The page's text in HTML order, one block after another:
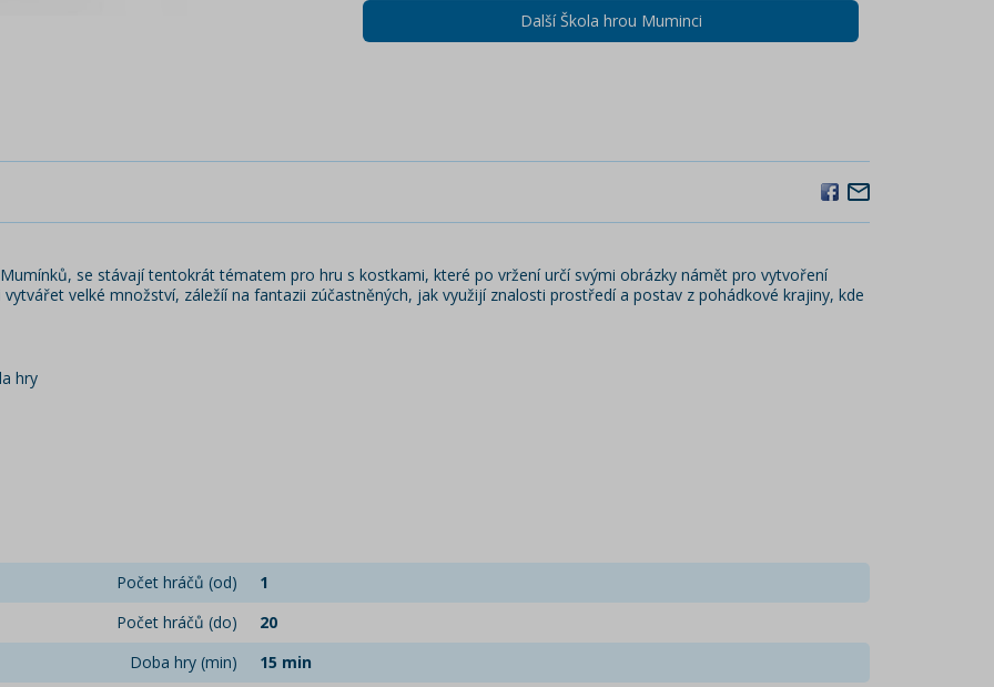
Další Škola hrou Muminci
se stávají tentokrát tématem pro hru s kostkami, které po vržení určí svými obrázky námět pro vytvoření
velké množství, záležíí na fantazii zúčastněných, jak využijí znalosti prostředí a postav z pohádkové krajiny, kde
hry
Počet hráčů (od)
1
Počet hráčů (do)
20
Doba hry (min)
15 min